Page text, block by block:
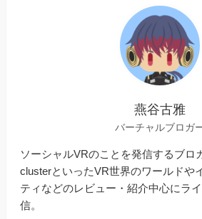
燕谷古雅
バーチャルブロガ
ソーシャルVRのことを発信するブロ
clusterといったVR世界のワールドや
ティなどのレビュー・紹介中心にラ
信。